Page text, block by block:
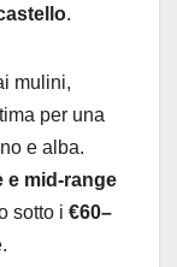
.
mulini,
per una
e alba.
e mid-range
sotto i €60–